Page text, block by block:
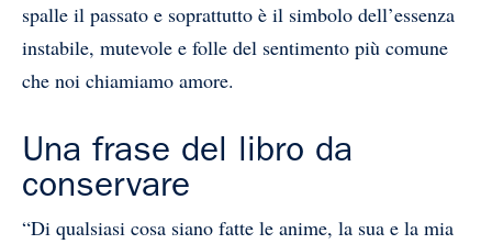
spalle il passato e soprattutto è il simbolo dell’essenza
instabile, mutevole e folle del sentimento più comune
che noi chiamiamo amore.
Una frase del libro da
conservare
“Di qualsiasi cosa siano fatte le anime, la sua e la mia